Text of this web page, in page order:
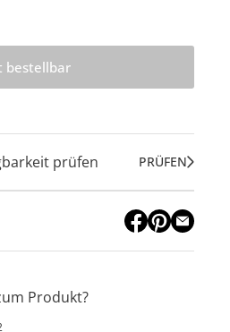
bestellbar
prüfen PRÜFEN
Produkt?